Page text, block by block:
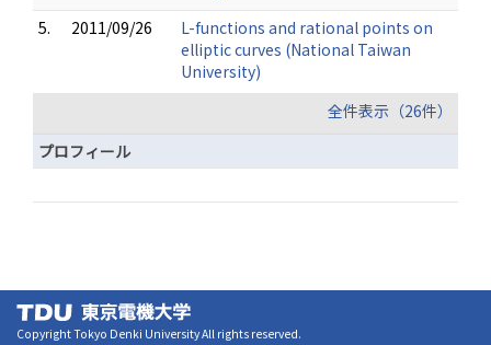
5.
2011/09/26
L-functions and rational points on
elliptic curves (National Taiwan
University)
全件表示（26件）
プロフィール
Copyright Tokyo Denki University All rights reserved.